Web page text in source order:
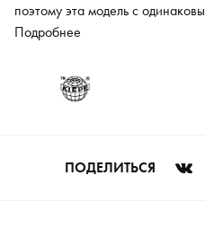
поэтому эта модель с
прямого и скользящего среза.
кисти. Отрегулировать
гайки, которая позволяет
эксплуатацию в течение
предусмотрен специальный
Подробнее
ПОДЕЛИТЬСЯ